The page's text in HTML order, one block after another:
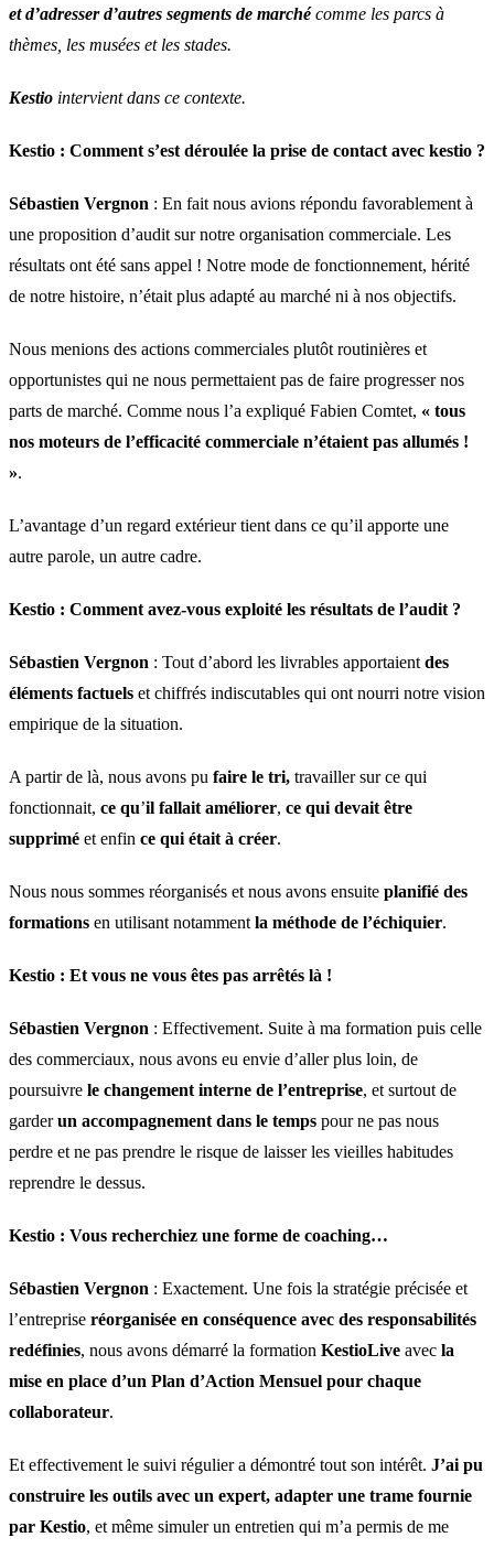
et d’adresser d’autres segments de marchécomme les parcs à
thèmes, les musées et les stades.
Kestio intervient dans ce contexte.
Kestio : Comment s’est déroulée la prise de contact avec kestio ?
Sébastien Vergnon : En fait nous avions répondu favorablement à
une proposition d’audit sur notre organisation commerciale. Les
résultats ont été sans appel ! Notre mode de fonctionnement, hérité
de notre histoire, n’était plus adapté au marché ni à nos objectifs.
Nous menions des actions commerciales plutôt routinières et
opportunistes qui ne nous permettaient pas de faire progresser nos
parts de marché. Comme nous l’a expliqué Fabien Comtet, « tous
nos moteurs de l’efficacité commerciale n’étaient pas allumés !
».
L’avantage d’un regard extérieur tient dans ce qu’il apporte une
autre parole, un autre cadre.
Kestio : Comment avez-vous exploité les résultats de l’audit ?
Sébastien Vergnon : Tout d’abord les livrables apportaient des
éléments factuels et chiffrés indiscutables qui ont nourri notre vision
empirique de la situation.
A partir de là, nous avons pu faire le tri, travailler sur ce qui
fonctionnait, ce qu’il fallait améliorer, ce qui devait être
supprimé et enfin ce qui était à créer.
Nous nous sommes réorganisés et nous avons ensuite planifié des
formations en utilisant notamment la méthode de l’échiquier.
Kestio : Et vous ne vous êtes pas arrêtés là !
Sébastien Vergnon : Effectivement. Suite à ma formation puis celle
des commerciaux, nous avons eu envie d’aller plus loin, de
poursuivre le changement interne de l’entreprise, et surtout de
garderun accompagnement dans le temps pour ne pas nous
perdre et ne pas prendre le risque de laisser les vieilles habitudes
reprendre le dessus.
Kestio : Vous recherchiez une forme de coaching…
Sébastien Vergnon : Exactement. Une fois la stratégie précisée et
l’entreprise réorganisée en conséquence avec des responsabilités
redéfinies, nous avons démarré la formation KestioLive avec la
mise en place d’un Plan d’Action Mensuel pour chaque
collaborateur.
Et effectivement le suivi régulier a démontré tout son intérêt. J’ai pu
construire les outils avec un expert, adapter une trame fournie
par Kestio, et même simuler un entretien qui m’a permis de me